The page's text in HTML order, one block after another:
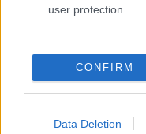
user protection.
CONFIRM
Data Deletion